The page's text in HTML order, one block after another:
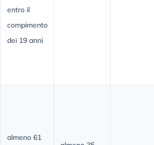
entro il
compimento
dei 19 anni
almeno 61